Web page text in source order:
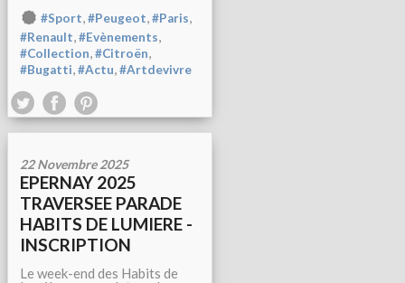
#Sport,#Peugeot,#Paris,
#Renault,#Evènements,
#Collection,#Citroën,
#Bugatti,#Actu,#Artdevivre
22 Novembre 2025
EPERNAY 2025
TRAVERSEE PARADE
HABITS DE LUMIERE -
INSCRIPTION
Le week-end des Habits de